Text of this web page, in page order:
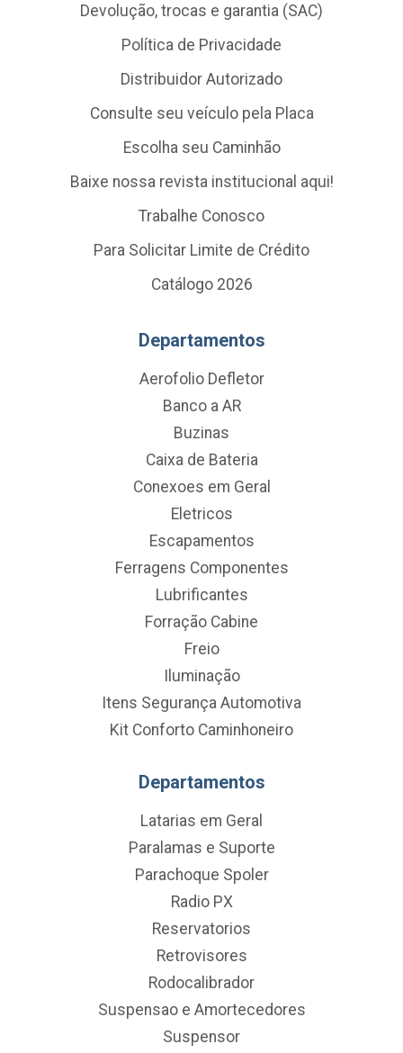
Devolução, trocas e garantia (SAC)
Política de Privacidade
Distribuidor Autorizado
Consulte seu veículo pela Placa
Escolha seu Caminhão
Baixe nossa revista institucional aqui!
Trabalhe Conosco
Para Solicitar Limite de Crédito
Catálogo 2026
Departamentos
Aerofolio Defletor
Banco a AR
Buzinas
Caixa de Bateria
Conexoes em Geral
Eletricos
Escapamentos
Ferragens Componentes
Lubrificantes
Forração Cabine
Freio
Iluminação
Itens Segurança Automotiva
Kit Conforto Caminhoneiro
Departamentos
Latarias em Geral
Paralamas e Suporte
Parachoque Spoler
Radio PX
Reservatorios
Retrovisores
Rodocalibrador
Suspensao e Amortecedores
Suspensor